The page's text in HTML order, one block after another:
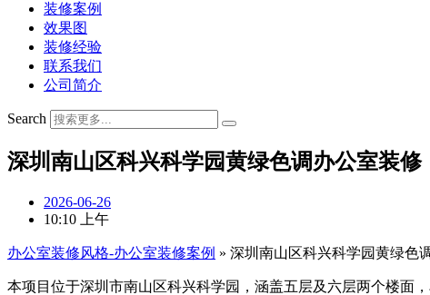
装修案例
效果图
装修经验
联系我们
公司简介
Search
深圳南山区科兴科学园黄绿色调办公室装修
2026-06-26
10:10 上午
办公室装修风格-办公室装修案例 » 深圳南山区科兴科学园黄绿色
本项目位于深圳市南山区科兴科学园，涵盖五层及六层两个楼面